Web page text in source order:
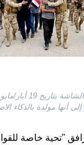
أنها مولدة بالذكاء
"تحية خاصة